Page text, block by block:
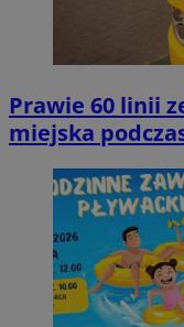
Prawie 60 linii
miejska